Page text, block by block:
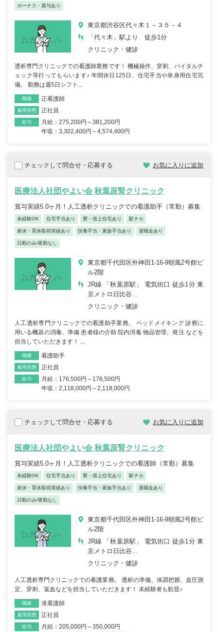
ボーナス・賞与あり
東京都渋谷区代々木１－３５－４
「代々木」駅より 徒歩1分
クリニック・健診
透析専門クリニックでの看護師業務です！ 機械操作、穿刺、バイタルチ
ェック等行ってもらいます♪ 年間休日125日、住宅手当や単身用住宅完
備。 勤務は週5日シフト...
職種 正看護師
雇用形態 正社員
給与
月給：275,200円～381,200円
年収：3,302,400円～4,574,400円
チェックして問合せ・応募する お気に入りに追加
医療法人社団やよい会 秋葉原腎クリニック
賞与実績5.0ヶ月！人工透析クリニックでの看護助手（常勤）募集
未経験OK 住宅手当あり 寮・借上住宅あり 駅チカ
産休・育休取得実績あり 扶養手当・家族手当あり 退職金あり
日勤のみ/夜勤なし
東京都千代田区外神田1-16-9朝風2号館ビ
ル2階
JR線 「秋葉原駅」 電気街口 徒歩1分 東
京メトロ日比谷...
クリニック・健診
人工透析専門クリニックでの看護助手業務。 ベッドメイキング 診察に
用いる機器の消毒、準備 患者様の介助 院内消毒 物品管理、発注 などを
担当していただきます！ ...
職種 看護助手
雇用形態 正社員
給与
月給：176,500円～176,500円
年収：2,118,000円～2,118,000円
チェックして問合せ・応募する お気に入りに追加
医療法人社団やよい会 秋葉原腎クリニック
賞与実績5.0ヶ月！人工透析クリニックでの看護師（常勤）募集
未経験OK 住宅手当あり 寮・借上住宅あり 駅チカ
産休・育休取得実績あり 扶養手当・家族手当あり 退職金あり
日勤のみ/夜勤なし
東京都千代田区外神田1-16-9朝風2号館ビ
ル2階
JR線 「秋葉原駅」 電気街口 徒歩1分 東
京メトロ日比谷...
クリニック・健診
人工透析専門クリニックでの看護業務。 透析の準備、体調把握、血圧測
定、穿刺、返血などを担当していただきます！ 未経験者も歓迎♪
職種 准看護師
雇用形態 正社員
給与
月給：205,000円～350,000円